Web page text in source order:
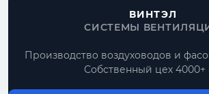
ВИНТЭЛ
СИСТЕМЫ
Производство воздуховодов и
Собственный цех 4000+